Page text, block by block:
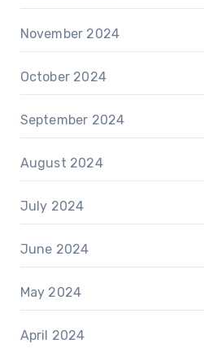
November 2024
October 2024
September 2024
August 2024
July 2024
June 2024
May 2024
April 2024